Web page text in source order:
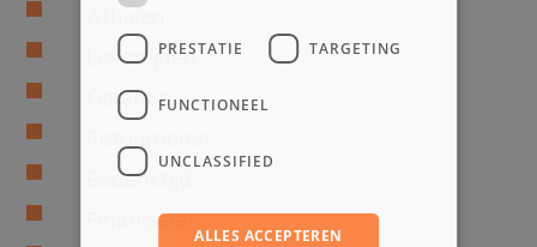
Afhalen
Levertijden
Garantie
Retourneren
Bedenktijd
Financieren
PRESTATIE TARGETING
FUNCTIONEEL
UNCLASSIFIED
ALLES ACCEPTEREN